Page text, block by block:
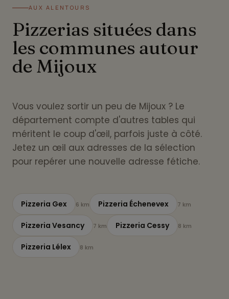
AUX ALENTOURS
Pizzerias situées dans
les communes autour
de Mijoux
Vous voulez sortir un peu de Mijoux ? Le
département compte d'autres tables qui
méritent le coup d'œil, parfois juste à côté.
Jetez un œil aux adresses de la sélection
pour repérer une nouvelle adresse fétiche.
Pizzeria Gex 6 km Pizzeria Échenevex 7 km
Pizzeria Vesancy 7 km Pizzeria Cessy 8 km
Pizzeria Lélex 8 km